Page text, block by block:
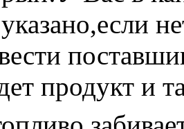
продукт и